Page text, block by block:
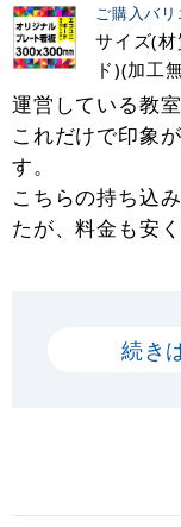
ご購入バ
サイズ(
ド)(加工
運営している教
これだけで印象
す。
こちらの持ち込
たが、料金も安く
続き